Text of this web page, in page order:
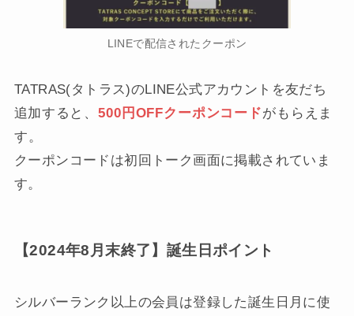
LINEで配信されたクーポン
TATRAS(タトラス)のLINE公式アカウントを友だち
追加すると、500円OFFクーポンコードがもらえま
す。
クーポンコードは初回トーク画面に掲載されていま
す。
【2024年8月末終了】誕生日ポイント
シルバーランク以上の会員は登録した誕生日月に使